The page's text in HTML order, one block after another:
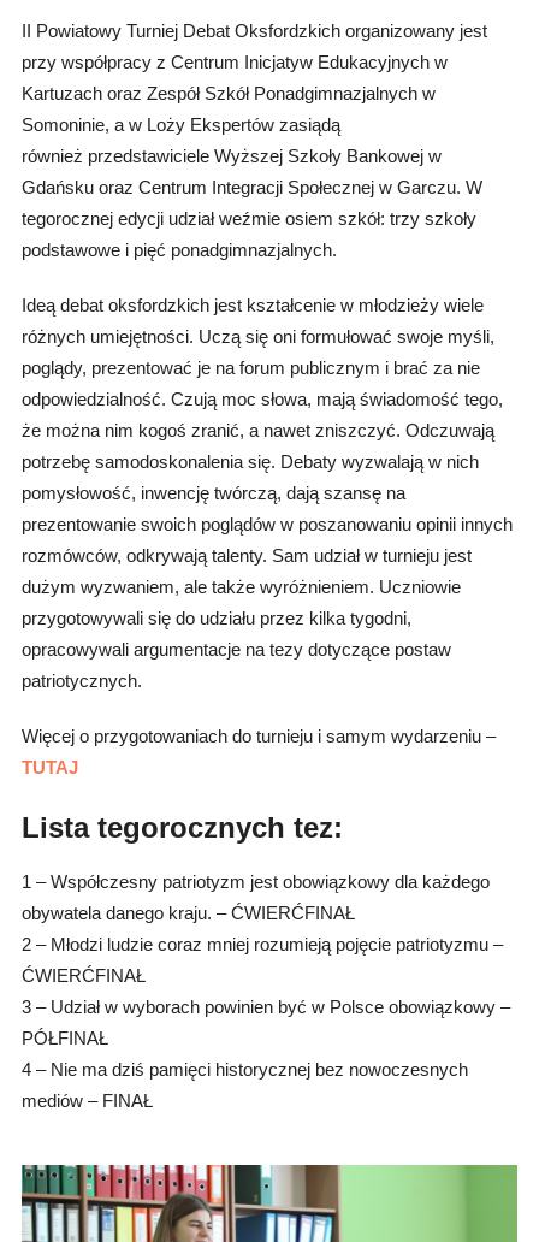
II Powiatowy Turniej Debat Oksfordzkich organizowany jest
przy współpracy z Centrum Inicjatyw Edukacyjnych w
Kartuzach oraz Zespół Szkół Ponadgimnazjalnych w
Somoninie, a w Loży Ekspertów zasiądą
również przedstawiciele Wyższej Szkoły Bankowej w
Gdańsku oraz Centrum Integracji Społecznej w Garczu. W
tegorocznej edycji udział weźmie osiem szkół: trzy szkoły
podstawowe i pięć ponadgimnazjalnych.
Ideą debat oksfordzkich jest kształcenie w młodzieży wiele
różnych umiejętności. Uczą się oni formułować swoje myśli,
poglądy, prezentować je na forum publicznym i brać za nie
odpowiedzialność. Czują moc słowa, mają świadomość tego,
że można nim kogoś zranić, a nawet zniszczyć. Odczuwają
potrzebę samodoskonalenia się. Debaty wyzwalają w nich
pomysłowość, inwencję twórczą, dają szansę na
prezentowanie swoich poglądów w poszanowaniu opinii innych
rozmówców, odkrywają talenty. Sam udział w turnieju jest
dużym wyzwaniem, ale także wyróżnieniem. Uczniowie
przygotowywali się do udziału przez kilka tygodni,
opracowywali argumentacje na tezy dotyczące postaw
patriotycznych.
Więcej o przygotowaniach do turnieju i samym wydarzeniu –
TUTAJ
Lista tegorocznych tez:
1 – Współczesny patriotyzm jest obowiązkowy dla każdego
obywatela danego kraju. – ĆWIERĆFINAŁ
2 – Młodzi ludzie coraz mniej rozumieją pojęcie patriotyzmu –
ĆWIERĆFINAŁ
3 – Udział w wyborach powinien być w Polsce obowiązkowy –
PÓŁFINAŁ
4 – Nie ma dziś pamięci historycznej bez nowoczesnych
mediów – FINAŁ